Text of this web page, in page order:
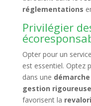
réglementations
Privilégier
Opter pour un
est essentiel. Optez
dans une
gestion
favorisent la